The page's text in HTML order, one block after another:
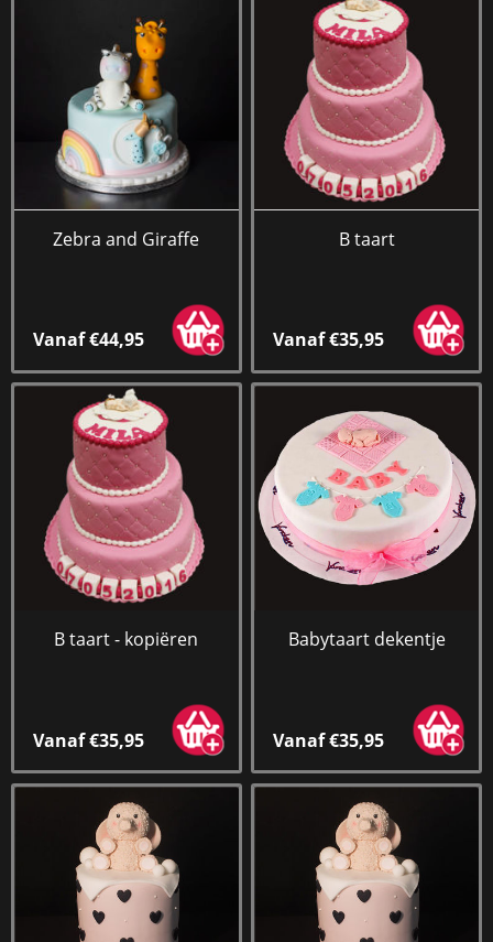
Zebra and Giraffe
Vanaf €44,95
B taart
Vanaf €35,95
B taart - kopiëren
Vanaf €35,95
Babytaart dekentje
Vanaf €35,95